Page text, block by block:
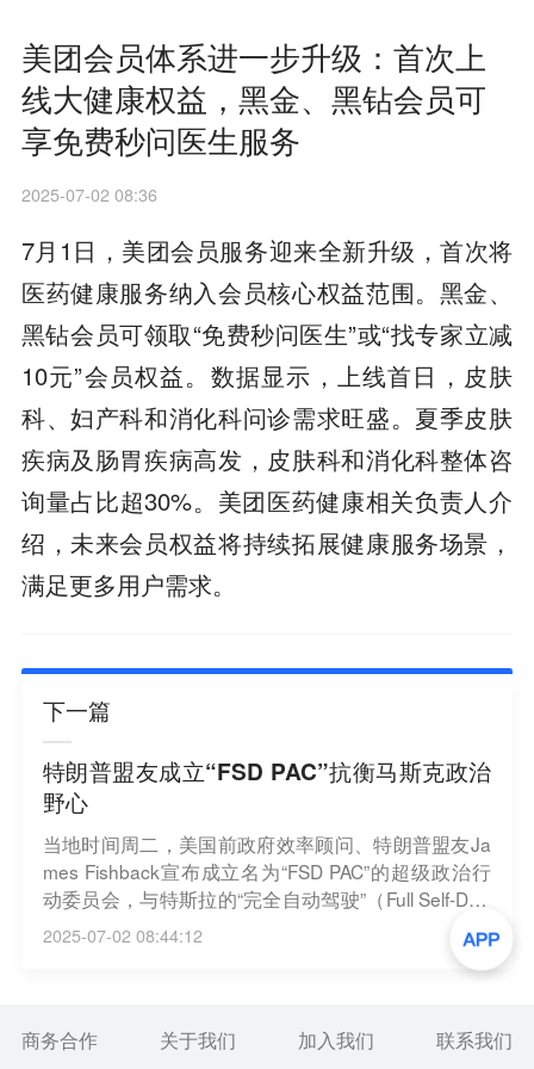
美团会员体系进一步升级：首次上
线大健康权益，黑金、黑钻会员可
享免费秒问医生服务
2025-07-02 08:36
7月1日，美团会员服务迎来全新升级，首次将
医药健康服务纳入会员核心权益范围。黑金、
黑钻会员可领取“免费秒问医生”或“找专家立减
10元”会员权益。数据显示，上线首日，皮肤
科、妇产科和消化科问诊需求旺盛。夏季皮肤
疾病及肠胃疾病高发，皮肤科和消化科整体咨
询量占比超30%。美团医药健康相关负责人介
绍，未来会员权益将持续拓展健康服务场景，
满足更多用户需求。
下一篇
特朗普盟友成立“FSD PAC”抗衡马斯克政治
野心
当地时间周二，美国前政府效率顾问、特朗普盟友Ja
mes Fishback宣布成立名为“FSD PAC”的超级政治行
动委员会，与特斯拉的“完全自动驾驶”（Full Self-Drivi
ng）的缩写相同，实则意为“全力支持唐纳德”（Full S
upport for Donald）。该组织旨在全面遏制埃隆・马
斯克的政治野心，被视为应对马斯克近期政治动作的
2025-07-02 08:44:12
商务合作 关于我们 加入我们 联系我们